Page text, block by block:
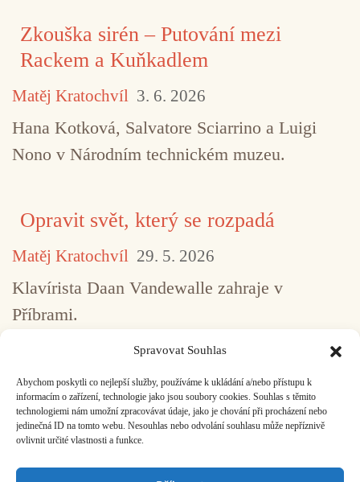
Spravovat Souhlas
Abychom poskytli co nejlepší služby, používáme k ukládání a/nebo přístupu k
informacím o zařízení, technologie jako jsou soubory cookies. Souhlas s těmito
technologiemi nám umožní zpracovávat údaje, jako je chování při procházení nebo
jedinečná ID na tomto webu. Nesouhlas nebo odvolání souhlasu může nepříznivě
ovlivnit určité vlastnosti a funkce.
Zkouška sirén – Putování mezi
Rackem a Kuňkadlem
Matěj Kratochvíl 3. 6. 2026
Hana Kotková, Salvatore Sciarrino a Luigi
Nono v Národním technickém muzeu.
Opravit svět, který se rozpadá
Matěj Kratochvíl 29. 5. 2026
Klavírista Daan Vandewalle zahraje v
Příbrami.
1 2 3 4 5 ... 517